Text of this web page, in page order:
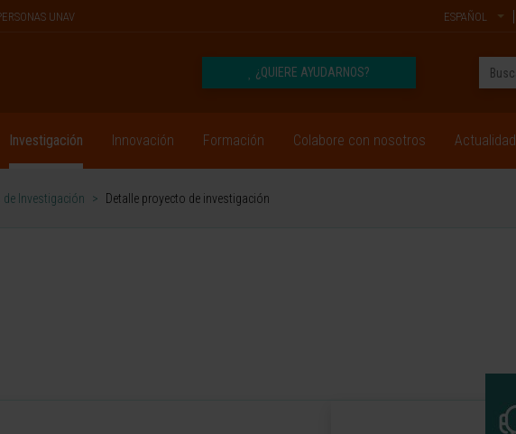
UNAV ESPAÑOL
¿QUIERE AYUDARNOS?
Investigación Innovación Formación Colabore con nosotros Actualidad
de Investigación > Detalle proyecto de investigación